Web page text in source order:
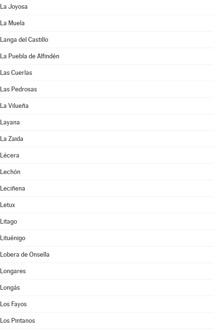
La Joyosa
La Muela
Langa del Castillo
La Puebla de Alfindén
Las Cuerlas
Las Pedrosas
La Vilueña
Layana
La Zaida
Lécera
Lechón
Leciñena
Letux
Litago
Lituénigo
Lobera de Onsella
Longares
Longás
Los Fayos
Los Pintanos